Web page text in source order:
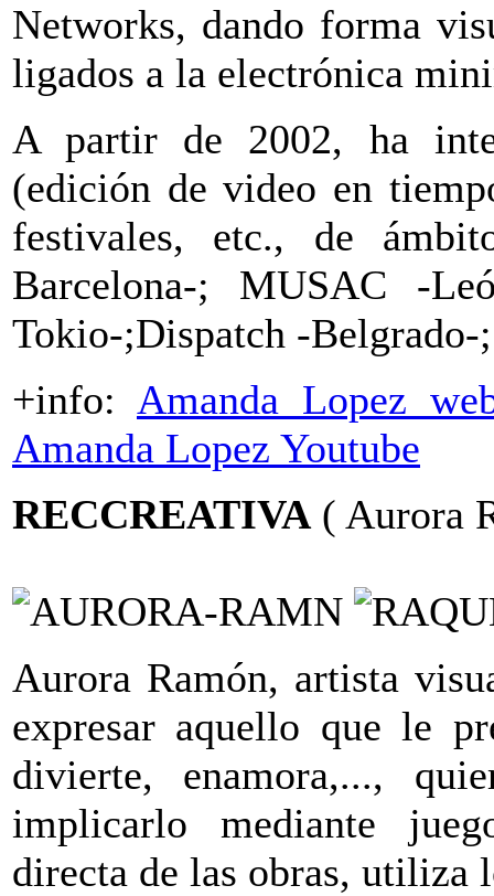
Networks, dando forma
ligados a la electrónica
A partir de 2002, ha
(edición de video en
festivales, etc., de
Barcelona-; MUSAC -
Tokio-;Dispatch -Belgrado-
+info: Amanda Lopez
Amanda Lopez Youtube
RECCREATIVA ( Aurora
Aurora Ramón, artista
expresar aquello que le
divierte, enamora,...,
implicarlo mediante
directa de las obras, utiliza